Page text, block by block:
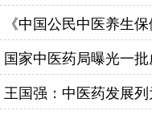
《中国公民中医养生
国家中医药局曝光一
王国强：中医药发展